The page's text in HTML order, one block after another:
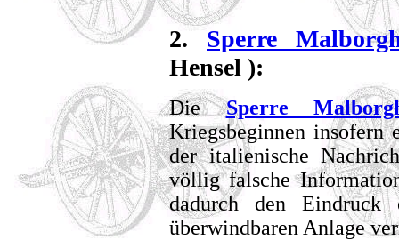
2. Sperre
Hensel ):
DieSperre
Kriegsbeginnen insofern
der italienische
völlig falsche
dadurch den
überwindbaren Anlage